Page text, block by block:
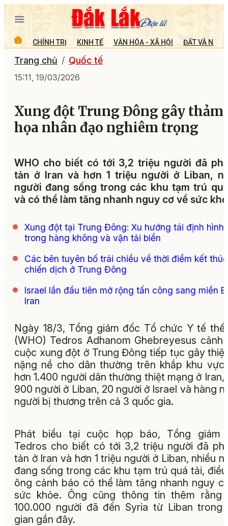
CHÍNH TRỊ KINH TẾ VĂN HÓA - XÃ HỘI ĐẤT VÀ
Trang chủ Quốc tế
15:11, 19/03/2026
Xung đột Trung Đông gây thảm
họa nhân đạo nghiêm trọng
WHO cho biết có tới 3,2 triệu người đã
tản ở Iran và hơn 1 triệu người ở Liban,
người đang sống trong các khu tạm trú
và có thể làm tăng nhanh nguy cơ về sức
Xung đột tại Trung Đông: Xu hướng tái định hình
trong hàng không và vận tải biển
Các bên tuyên bố trái chiều về thời điểm kết thúc
chiến dịch ở Trung Đông
Israel lần đầu tiên mở rộng tấn công sang miền
Iran
Ngày 18/3, Tổng giám đốc Tổ chức Y tế thế
(WHO) Tedros Adhanom Ghebreyesus cảnh
cuộc xung đột ở Trung Đông tiếp tục gây
nặng nề cho dân thường trên khắp khu
hơn 1.400 người dân thường thiệt mạng ở Iran,
900 người ở Liban, 20 người ở Israel và hàng
người bị thương trên cả 3 quốc gia.
Phát biểu tại cuộc họp báo, Tổng giám
Tedros cho biết có tới 3,2 triệu người đã
tản ở Iran và hơn 1 triệu người ở Liban, nhiều
đang sống trong các khu tạm trú quá tải,
ông cảnh báo có thể làm tăng nhanh nguy
sức khỏe. Ông cũng thông tin thêm rằng
100.000 người đã đến Syria từ Liban trong
gian gần đây.